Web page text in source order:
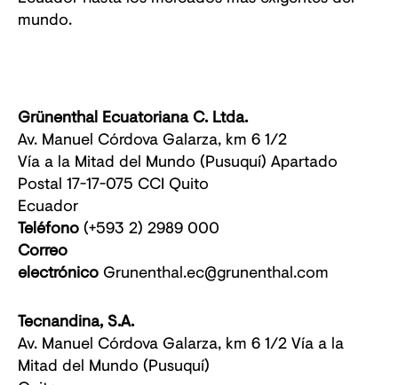
mundo.
Grünenthal Ecuatoriana C. Ltda.
Av. Manuel Córdova Galarza, km 6 1/2
Vía a la Mitad del Mundo (Pusuquí) Apartado
Postal 17-17-075 CCI Quito
Ecuador
Teléfono(+593 2) 2989 000
Correo
electrónicoGrunenthal.ec@grunenthal.com
Tecnandina, S.A.
Av. Manuel Córdova Galarza, km 6 1/2 Vía a la
Mitad del Mundo (Pusuquí)